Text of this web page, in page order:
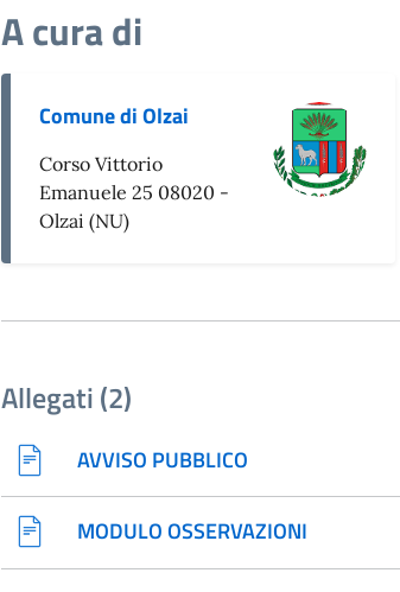
A cura di
Comune di Olzai
Corso Vittorio
Emanuele 25 08020 -
Olzai (NU)
Allegati (2)
AVVISO PUBBLICO
MODULO OSSERVAZIONI